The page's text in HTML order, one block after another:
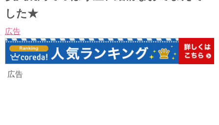
した★
広告
広告